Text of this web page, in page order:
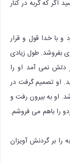
اگر که گربه در کنار
با خدا قول و قرار
بفروشد. طول زیادی
دلش نمی آمد او را
او تصمیم گرفت در
او به بیرون رفت و
را باهم می فروشم.
را بر گردنش آویزان